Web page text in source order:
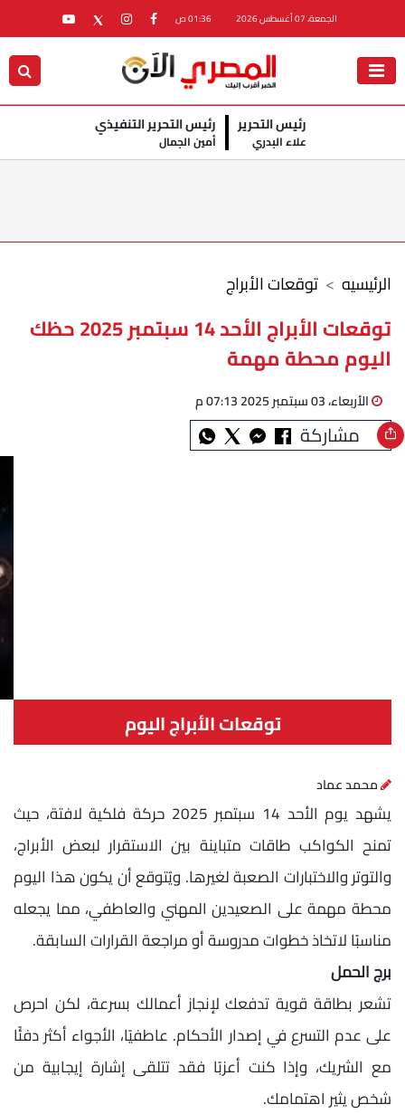
الجمعة، 07 أغسطس 2026
رئيس التحرير
علاء البدري
رئيس التحرير التنفيذي
أمين الجمال
توقعات الأبراج الرئيسيه
توقعات الأبراج الأحد 14 سبتمبر 2025 حظك
اليوم محطة مهمة
الأربعاء، 03 سبتمبر 2025 07:13 م
مشاركة
توقعات الأبراج اليوم
محمد عماد
يشهد يوم الأحد 14 سبتمبر 2025 حركة فلكية لافتة، حيث
تمنح الكواكب طاقات متباينة بين الاستقرار لبعض الأبراج،
والتوتر والاختبارات الصعبة لغيرها. ويُتوقع أن يكون هذا اليوم
محطة مهمة على الصعيدين المهني والعاطفي، مما يجعله
مناسبًا لاتخاذ خطوات مدروسة أو مراجعة القرارات السابقة.
برج الحمل
تشعر بطاقة قوية تدفعك لإنجاز أعمالك بسرعة، لكن احرص
على عدم التسرع في إصدار الأحكام. عاطفيًا، الأجواء أكثر دفئًا
مع الشريك، وإذا كنت أعزبًا فقد تتلقى إشارة إيجابية من
شخص يثير اهتمامك.